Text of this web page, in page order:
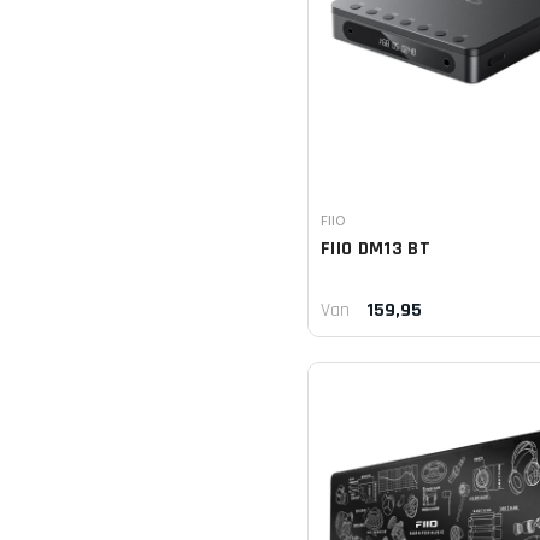
Leverancier:
FIIO
FIIO DM13 BT
Van 159,95